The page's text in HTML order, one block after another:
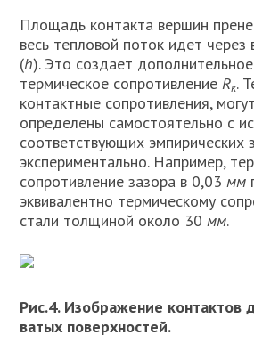
Площадь контакта вершин
весь тепловой по­ток идет
(h). Это создает
термическое сопротивлениеRк.
контактные сопротивления,
определены самостоятельно с
соответствующих эмпирических
экспериментально. Например,
сопротивление зазора в 0,03мм
эквивалентно термическому
стали толщиной около 30мм.
Рис.4. Изображение
ватых поверхностей.